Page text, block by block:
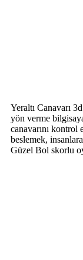
Yeraltı Canavarı
yön verme
canavarını kontrol
beslemek,
Güzel Bol skorlu